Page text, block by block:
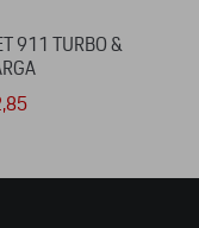
911 TURBO &